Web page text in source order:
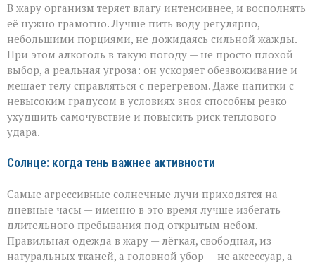
В жару организм теряет влагу интенсивнее, и восполнять
её нужно грамотно. Лучше пить воду регулярно,
небольшими порциями, не дожидаясь сильной жажды.
При этом алкоголь в такую погоду — не просто плохой
выбор, а реальная угроза: он ускоряет обезвоживание и
мешает телу справляться с перегревом. Даже напитки с
невысоким градусом в условиях зноя способны резко
ухудшить самочувствие и повысить риск теплового
удара.
Солнце: когда тень важнее активности
Самые агрессивные солнечные лучи приходятся на
дневные часы — именно в это время лучше избегать
длительного пребывания под открытым небом.
Правильная одежда в жару — лёгкая, свободная, из
натуральных тканей, а головной убор — не аксессуар, а